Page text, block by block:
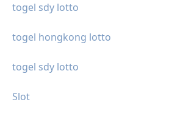
togel sdy lotto
togel hongkong lotto
togel sdy lotto
Slot